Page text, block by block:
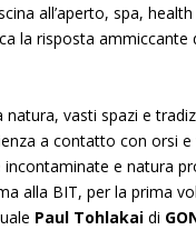
all’aperto, spa,
la risposta ammiccante
vasti spazi e
a contatto con orsi
e natura
alla BIT, per la prima
Paul Tohlakai di